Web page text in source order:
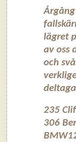
lägret
av oss
och
235
306